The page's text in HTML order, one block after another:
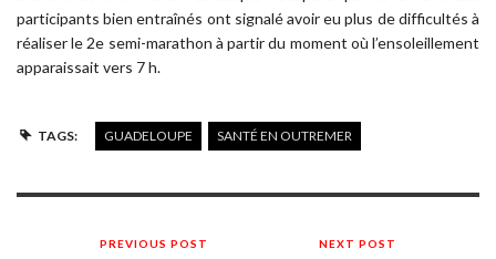
participants bien entraînés ont signalé avoir eu plus de difficultés à
réaliser le 2e semi-marathon à partir du moment où l’ensoleillement
apparaissait vers 7 h.
TAGS: GUADELOUPE SANTÉ EN OUTREMER
PREVIOUS POST NEXT POST